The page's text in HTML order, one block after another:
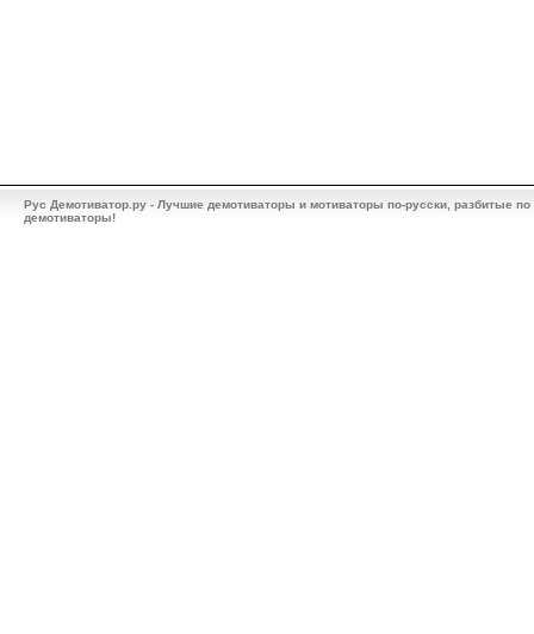
Рус Демотиватор.ру - Лучшие демотиваторы и мотиваторы по-русски, разбитые
демотиваторы!